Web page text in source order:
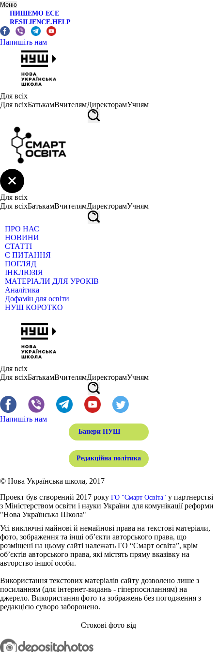
Меню
ПИШЕМО ЕСЕ
RESILIENCE.HELP
Напишіть нам
Для всіх
Для всіхБатькамВчителямДиректорамУчням
Для всіх
Для всіхБатькамВчителямДиректорамУчням
ПРО НАС
НОВИНИ
СТАТТІ
Є ПИТАННЯ
ПОГЛЯД
ІНКЛЮЗІЯ
МАТЕРІАЛИ ДЛЯ УРОКІВ
Аналітика
Дофамін для освіти
НУШ КОРОТКО
Для всіх
Для всіхБатькамВчителямДиректорамУчням
Напишіть нам
Банери НУШ
Редакційна політика
© Нова Українська школа, 2017
Проект був створений 2017 року ГО "Смарт Освіта" у партнерстві
з Міністерством освіти і науки України для комунікації реформи
"Нова Українська Школа"
Усі виключні майнові й немайнові права на текстові матеріали,
фото, зображення та інші об’єкти авторського права, що
розміщені на цьому сайті належать ГО “Смарт освіта”, крім
об’єктів авторського права, які містять пряму вказівку на
авторство іншої особи.
Використання текстових матеріалів сайту дозволено лише з
посиланням (для інтернет-видань - гіперпосиланням) на
джерело. Використання фото та зображень без погодження з
редакцією суворо заборонено.
Стокові фото від